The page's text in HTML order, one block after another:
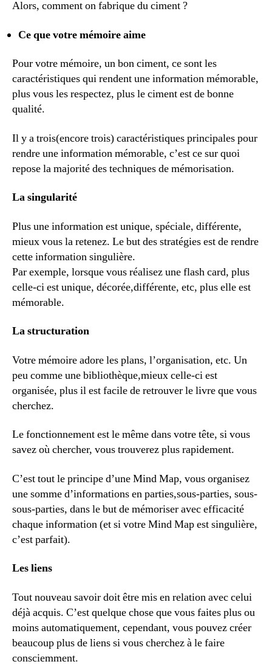
Alors, comment on fabrique du ciment ?
Ce que votre mémoire aime
Pour votre mémoire, un bon ciment, ce sont les
caractéristiques qui rendent une information mémorable,
plus vous les respectez, plus le ciment est de bonne
qualité.
Il y a trois(encore trois) caractéristiques principales pour
rendre une information mémorable, c’est ce sur quoi
repose la majorité des techniques de mémorisation.
La singularité
Plus une information est unique, spéciale, différente,
mieux vous la retenez. Le but des stratégies est de rendre
cette information singulière.
Par exemple, lorsque vous réalisez une flash card, plus
celle-ci est unique, décorée,différente, etc, plus elle est
mémorable.
La structuration
Votre mémoire adore les plans, l’organisation, etc. Un
peu comme une bibliothèque,mieux celle-ci est
organisée, plus il est facile de retrouver le livre que vous
cherchez.
Le fonctionnement est le même dans votre tête, si vous
savez où chercher, vous trouverez plus rapidement.
C’est tout le principe d’une Mind Map, vous organisez
une somme d’informations en parties,sous-parties, sous-
sous-parties, dans le but de mémoriser avec efficacité
chaque information (et si votre Mind Map est singulière,
c’est parfait).
Les liens
Tout nouveau savoir doit être mis en relation avec celui
déjà acquis. C’est quelque chose que vous faites plus ou
moins automatiquement, cependant, vous pouvez créer
beaucoup plus de liens si vous cherchez à le faire
consciemment.